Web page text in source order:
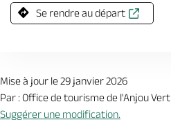
Se rendre au départ
Mise à jour le 29 janvier 2026
Par : Office de tourisme de l'Anjou Vert
Suggérer une modification.